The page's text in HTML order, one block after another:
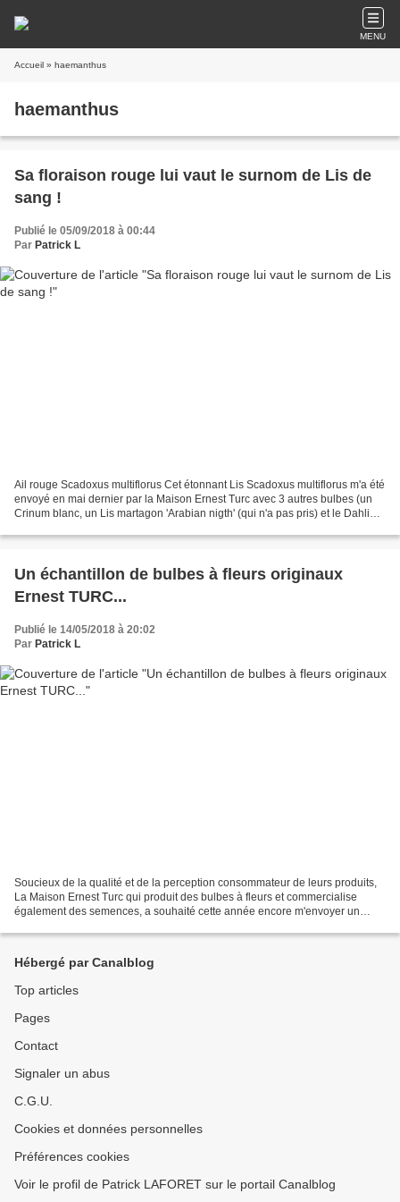
MENU
Accueil » haemanthus
haemanthus
Sa floraison rouge lui vaut le surnom de Lis de
sang !
Publié le 05/09/2018 à 00:44
Par Patrick L
Ail rouge Scadoxus multiflorus Cet étonnant Lis Scadoxus multiflorus m'a été
envoyé en mai dernier par la Maison Ernest Turc avec 3 autres bulbes (un
Crinum blanc, un Lis martagon 'Arabian nigth' (qui n'a pas pris) et le Dahlia
Un échantillon de bulbes à fleurs originaux
Ernest TURC...
Publié le 14/05/2018 à 20:02
Par Patrick L
Soucieux de la qualité et de la perception consommateur de leurs produits,
La Maison Ernest Turc qui produit des bulbes à fleurs et commercialise
également des semences, a souhaité cette année encore m'envoyer un
Hébergé par Canalblog
Top articles
Pages
Contact
Signaler un abus
C.G.U.
Cookies et données personnelles
Préférences cookies
Voir le profil de Patrick LAFORET sur le portail Canalblog